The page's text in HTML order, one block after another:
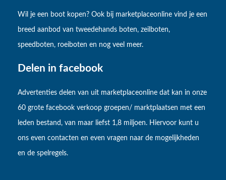
Wil je een boot kopen? Ook bij marketplaceonline vind je een
breed aanbod van tweedehands boten, zeilboten,
speedboten, roeiboten en nog veel meer.
Delen in facebook
Advertenties delen van uit marketplaceonline dat kan in onze
60 grote facebook verkoop groepen/ marktplaatsen met een
leden bestand, van maar liefst 1,8 miljoen. Hiervoor kunt u
ons even contacten en even vragen naar de mogelijkheden
en de spelregels.